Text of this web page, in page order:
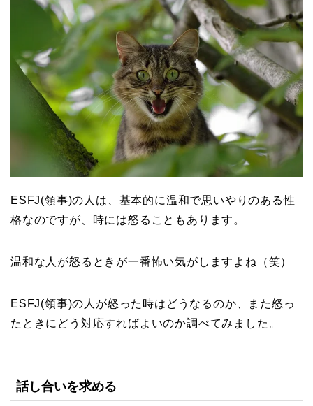
ESFJ(領事)の人は、基本的に温和で思いやりのある性
格なのですが、時には怒ることもあります。
温和な人が怒るときが一番怖い気がしますよね（笑）
ESFJ(領事)の人が怒った時はどうなるのか、また怒っ
たときにどう対応すればよいのか調べてみました。
話し合いを求める